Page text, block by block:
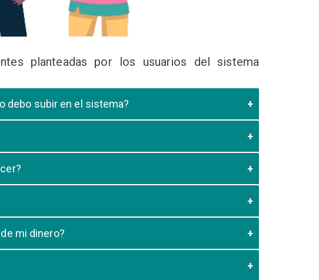
planteadas por los usuarios del sistema
debo subir en el sistema?
mi dinero?